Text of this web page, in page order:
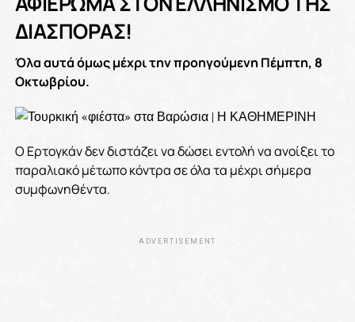
ΔΙΑΣΠΟΡΑΣ!
Όλα αυτά όμως μέχρι την προηγούμενη Πέμπτη, 8
Οκτωβρίου.
Ο Ερτογκάν δεν διστάζει να δώσει εντολή να ανοίξει το
παραλιακό μέτωπο κόντρα σε όλα τα μέχρι σήμερα
συμφωνηθέντα.
ADVERTISEMENT